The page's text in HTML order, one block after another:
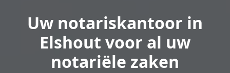
Uw notariskantoor in
Elshout voor al uw
notariële zaken